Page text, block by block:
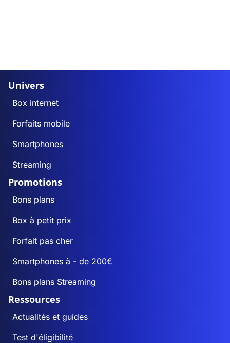
Univers
Box internet
Forfaits mobile
Smartphones
Streaming
Promotions
Bons plans
Box à petit prix
Forfait pas cher
Smartphones à - de 200€
Bons plans Streaming
Ressources
Actualités et guides
Test d'éligibilité